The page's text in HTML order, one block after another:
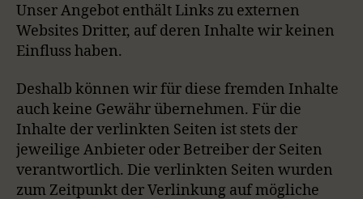
Unser Angebot enthält Links zu externen
Websites Dritter, auf deren Inhalte wir keinen
Einfluss haben.
Deshalb können wir für diese fremden Inhalte
auch keine Gewähr übernehmen. Für die
Inhalte der verlinkten Seiten ist stets der
jeweilige Anbieter oder Betreiber der Seiten
verantwortlich. Die verlinkten Seiten wurden
zum Zeitpunkt der Verlinkung auf mögliche